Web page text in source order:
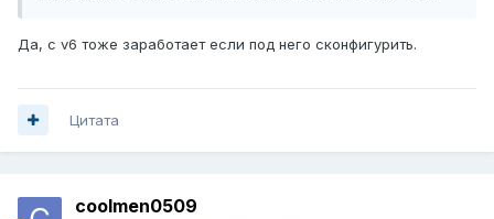
Да, с v6 тоже заработает если под него сконфигурить.
Цитата
coolmen0509